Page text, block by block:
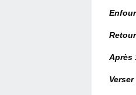
Après